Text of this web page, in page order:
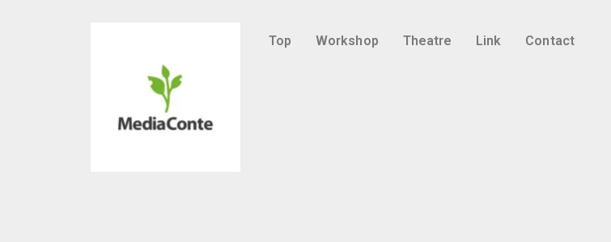
Top Workshop Theatre Link Contact